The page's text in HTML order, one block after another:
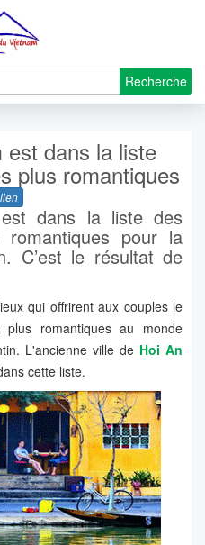
Recherche
est dans la liste
plus romantiques
dans la liste des
pour la
C’est le résultat de
qui offrirent aux couples le
romantiques au monde
L'ancienne ville de Hoi An
cette liste.